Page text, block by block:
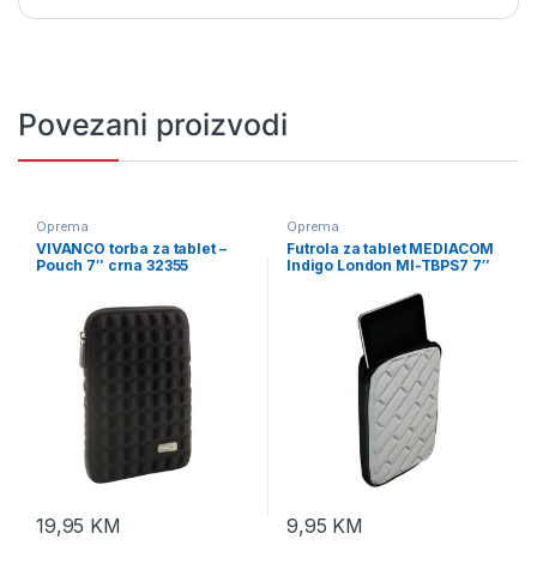
Povezani proizvodi
Oprema
VIVANCO torba za tablet –
Pouch 7″ crna 32355
19,95 KM
Oprema
Futrola za tablet MEDIACOM
Indigo London MI-TBPS7 7″
9,95 KM